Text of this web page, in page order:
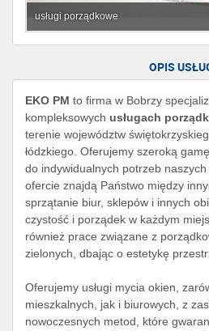
usługi porządkowe
OPIS
EKO PM to firma w Bobrzy
kompleksowych usługach
terenie województw
łódzkiego. Oferujemy szeroką
do indywidualnych potrzeb
ofercie znajdą Państwo między
sprzątanie biur, sklepów i innych
czystość i porządek w każdym
również prace związane z
zielonych, dbając o estetykę
Oferujemy usługi mycia okien,
mieszkalnych, jak i biurowych, z
nowoczesnych metod, które